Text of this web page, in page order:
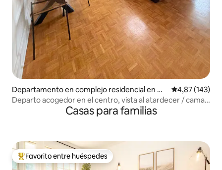
Departamento en complejo residencial en Atl
anta
Calificación
4,87 (143)
Departo acogedor en el centro, vista al atardecer / cama
Casas para familias
Favorito entre los huéspedes más destacados
Favorito entre huéspedes